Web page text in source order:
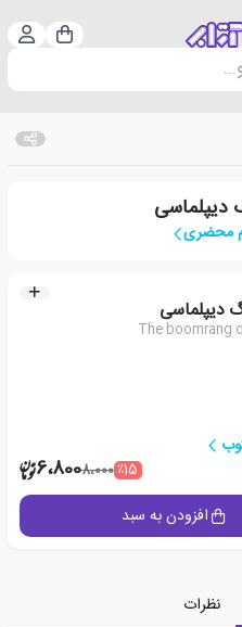
سبد
دیپلماسی
محضری
دیپلماسی
The boomrang
٪158،0006،800
افزودن به سبد
نظرات